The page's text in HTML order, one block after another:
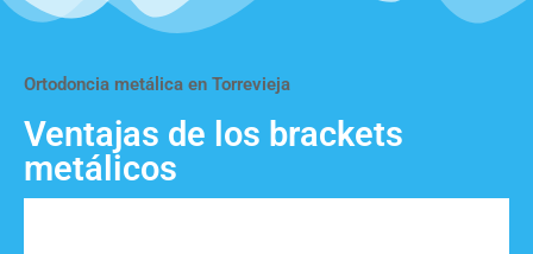
Ortodoncia metálica en Torrevieja
Ventajas de los brackets
metálicos